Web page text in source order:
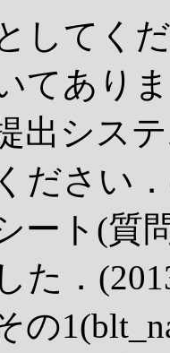
してく
てあり
出シス
ださい
ート(質
た．
の